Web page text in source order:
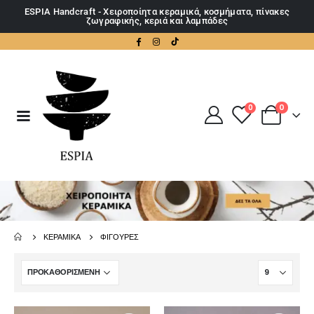
ESPIA Handcraft - Χειροποίητα κεραμικά, κοσμήματα, πίνακες
ζωγραφικής, κεριά και λαμπάδες
0 0
ΚΕΡΑΜΙΚΆ ΦΙΓΟΎΡΕΣ